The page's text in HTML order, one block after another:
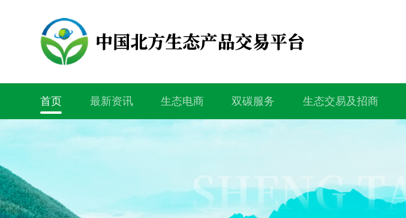
首页 最新资讯 生态电商 双碳服务 生态交易及招商